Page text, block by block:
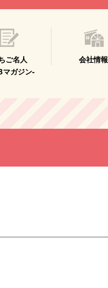
ご名人
マガジン-
会社情報